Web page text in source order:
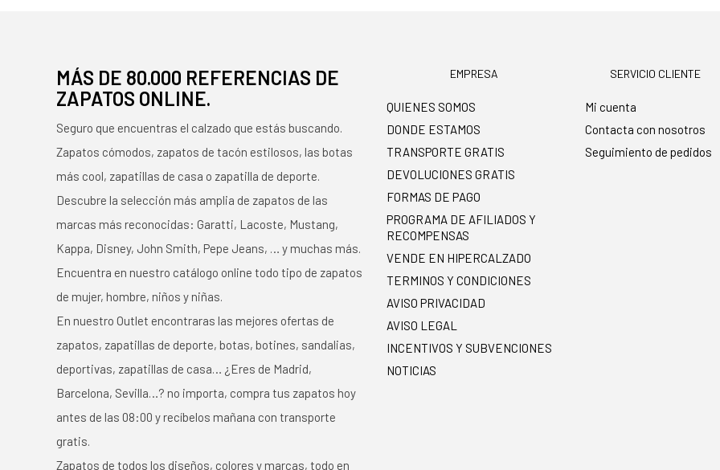
MÁS DE 80.000 REFERENCIAS DE
ZAPATOS ONLINE.
Seguro que encuentras el calzado que estás buscando.
Zapatos cómodos, zapatos de tacón estilosos, las botas
más cool, zapatillas de casa o zapatilla de deporte.
Descubre la selección más amplia de zapatos de las
marcas más reconocidas: Garatti, Lacoste, Mustang,
Kappa, Disney, John Smith, Pepe Jeans, … y muchas más.
Encuentra en nuestro catálogo online todo tipo de zapatos
de mujer, hombre, niños y niñas.
En nuestro Outlet encontraras las mejores ofertas de
zapatos, zapatillas de deporte, botas, botines, sandalias,
deportivas, zapatillas de casa… ¿Eres de Madrid,
Barcelona, Sevilla…? no importa, compra tus zapatos hoy
antes de las 08:00 y recíbelos mañana con transporte
gratis.
Zapatos de todos los diseños, colores y marcas, todo en
EMPRESA
QUIENES SOMOS
DONDE ESTAMOS
TRANSPORTE GRATIS
DEVOLUCIONES GRATIS
FORMAS DE PAGO
PROGRAMA DE AFILIADOS Y
RECOMPENSAS
VENDE EN HIPERCALZADO
TERMINOS Y CONDICIONES
AVISO PRIVACIDAD
AVISO LEGAL
INCENTIVOS Y SUBVENCIONES
NOTICIAS
SERVICIO CLIENTE
Mi cuenta
Contacta con nosotros
Seguimiento de pedidos